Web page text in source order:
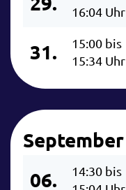
16:04 Uhr
31.
15:00 bis
15:34 Uhr
September
06.
14:30 bis